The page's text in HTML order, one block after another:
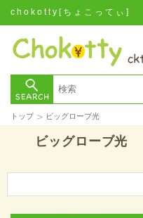
chokotty[ちょこってぃ]
トップ > ビッグローブ光
ビッグローブ光